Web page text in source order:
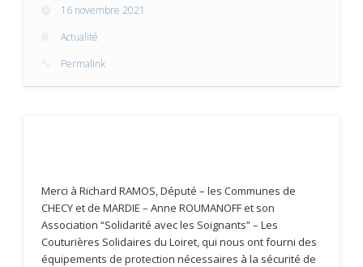
16 novembre 2021
Actualité
Permalink
Merci à Richard RAMOS, Député – les Communes de
CHECY et de MARDIE – Anne ROUMANOFF et son
Association “Solidarité avec les Soignants” – Les
Couturières Solidaires du Loiret, qui nous ont fourni des
équipements de protection nécessaires à la sécurité de